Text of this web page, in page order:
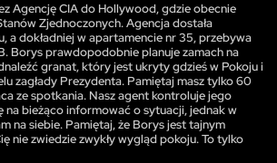
Agencję CIA do Hollywood, gdzie obecnie
Zjednoczonych. Agencja dostała
a dokładniej w apartamencie nr 35, przebywa
Borys prawdopodobnie planuje zamach na
granat, który jest ukryty gdzieś w Pokoju i
zagłady Prezydenta. Pamiętaj masz tylko 60
ze spotkania. Nasz agent kontroluje jego
na bieżąco informować o sytuacji, jednak w
na siebie. Pamiętaj, że Borys jest tajnym
nie zwiedzie zwykły wygląd pokoju. To tylko